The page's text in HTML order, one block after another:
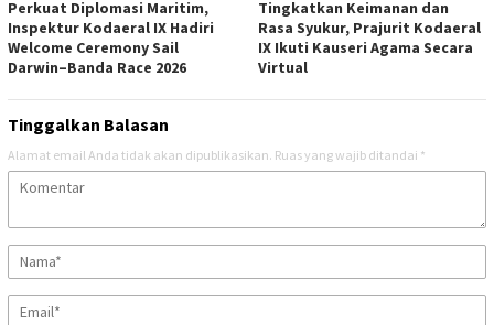
Perkuat Diplomasi Maritim,
Inspektur Kodaeral IX Hadiri
Welcome Ceremony Sail
Darwin–Banda Race 2026
Tingkatkan Keimanan dan
Rasa Syukur, Prajurit Kodaeral
IX Ikuti Kauseri Agama Secara
Virtual
Tinggalkan Balasan
Alamat email Anda tidak akan dipublikasikan. Ruas yang wajib ditandai *